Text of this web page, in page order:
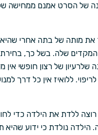
של הסרט אמנם ממחישה
מותה של בתה אחרי שהיא
שלה. בשל כך,
של רצון חופשי
ללואיז אין כל דרך
ללדת את הילדה כדי
נולדת כי ידוע שהיא